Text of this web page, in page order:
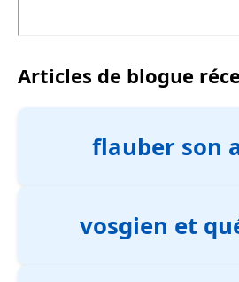
Articles de blogue
flauber son
vosgien et